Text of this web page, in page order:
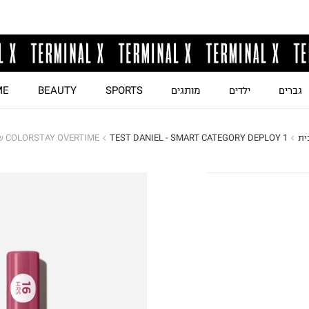
גברים ילדים מותגים SPORTS
BEAUTY
TEST DANIEL - SMART CATEGORY DEPLOY 1 COLORSTAY OVERTIME שפתון